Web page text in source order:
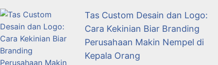
Tas Custom Desain dan Logo:
Cara Kekinian Biar Branding
Perusahaan Makin Nempel di
Kepala Orang